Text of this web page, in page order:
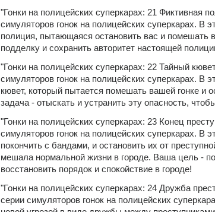
"Гонки на полицейских суперкарах: 21 Фиктивная
симуляторов гонок на полицейских суперкарах. В
полиция, пытающаяся остановить вас и
подделку и сохранить авторитет настоящей
"Гонки на полицейских суперкарах: 22 Тайный
симуляторов гонок на полицейских суперкарах. В
кювет, который пытается помешать вашей гонке и
задача - отыскать и устранить эту опасность,
"Гонки на полицейских суперкарах: 23 Конец
симуляторов гонок на полицейских суперкарах. В
покончить с бандами, и остановить их от
мешала нормальной жизни в городе. Ваша цель -
восстановить порядок и спокойствие в городе!
"Гонки на полицейских суперкарах: 24 Дружба
серии симуляторов гонок на полицейских